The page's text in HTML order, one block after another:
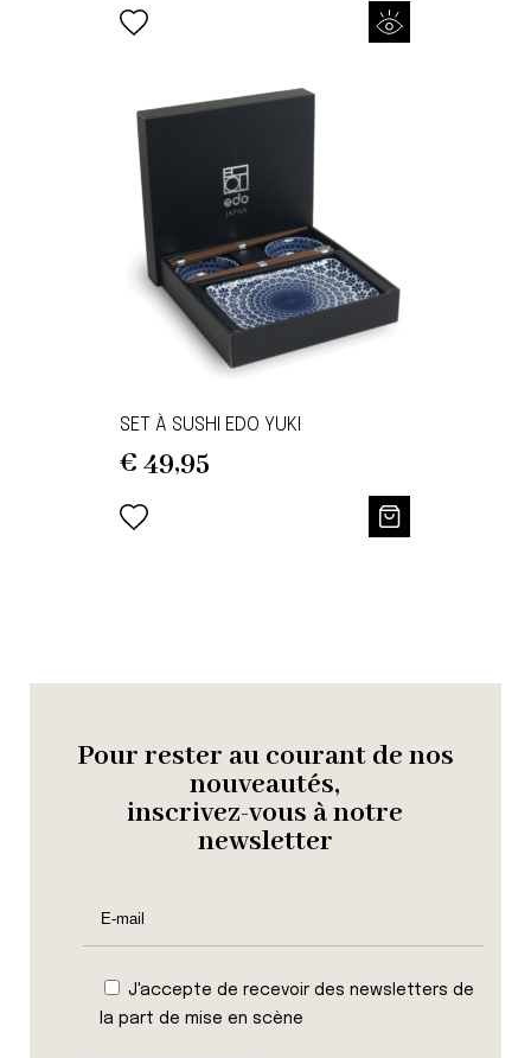
SET À SUSHI EDO YUKI
€ 49,95
Pour rester au courant de nos
nouveautés,
inscrivez-vous à notre
newsletter
J'accepte de recevoir des newsletters de
la part de mise en scène